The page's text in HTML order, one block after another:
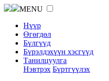
MENU
Нүүр
Өгөгдөл
Бүлгүүд
Бүрэлдэхүүн хэсгүүд
Танилцуулга
Нэвтрэх Бүртгүүлэх